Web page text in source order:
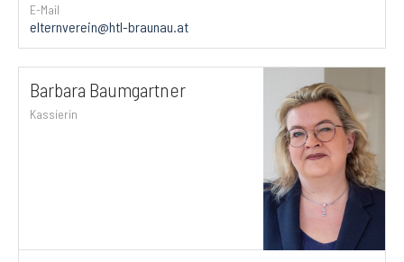
E-Mail
elternverein@htl-braunau.at
Barbara Baumgartner
Kassierin